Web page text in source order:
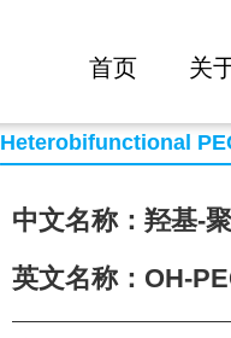
首页 关
OH-PEG-AA-C30
Heterobifunctional
中文名称：羟基-
英文名称：OH-